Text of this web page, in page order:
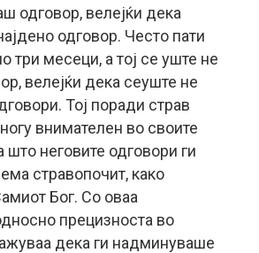
одговор, велејќи дека
одговор. Често пати
три месеци, а тој се уште не
велејќи дека сеуште не
Тој поради страв
внимателен во своите
што неговите одговори ги
стравопочит, како
Бог. Со оваа
прецизноста во
дека ги надминуваше